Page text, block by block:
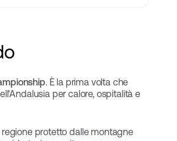
. È la prima volta che
per calore, ospitalità e
protetto dalle montagne